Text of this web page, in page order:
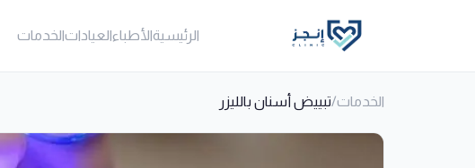
الرئيسيةالأطباءالعياداتالخدمات
الخدمات/تبييض أسنان بالليزر